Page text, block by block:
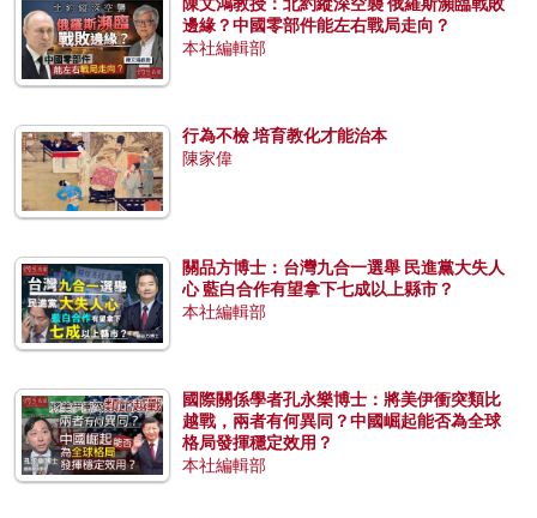
邊緣？中國零部件能左右戰局走向？
本社編輯部
行為不檢 培育教化才能治本
陳家偉
關品方博士：台灣九合一選舉 民進黨大失人
心 藍白合作有望拿下七成以上縣市？
本社編輯部
國際關係學者孔永樂博士：將美伊衝突類比
越戰，兩者有何異同？中國崛起能否為全球
格局發揮穩定效用？
本社編輯部